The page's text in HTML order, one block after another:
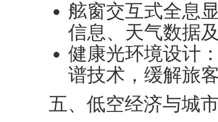
舷窗交互式全息
信息、天气数据
健康光环境设计
谱技术，缓解旅
五、低空经济与城